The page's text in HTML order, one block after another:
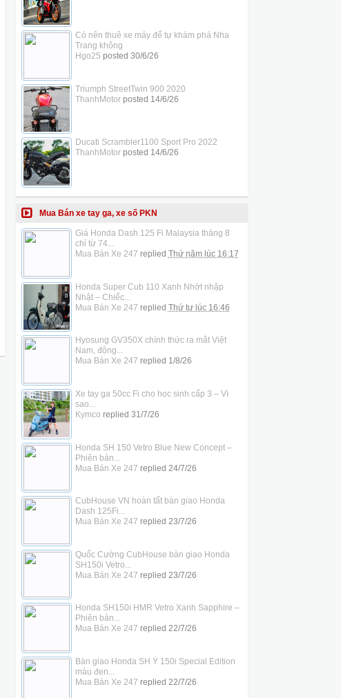
Có nên thuê xe máy để tự khám phá Nha
Trang không
Hgo25 posted 30/6/26
Triumph StreetTwin 900 2020
ThanhMotorposted 14/6/26
Ducati Scrambler1100 Sport Pro 2022
ThanhMotorposted 14/6/26
Mua Bán xe tay ga, xe số PKN
Giá Honda Dash 125 Fi Malaysia tháng 8
chỉ từ 74...
Mua Bán Xe 247 replied Thứ năm lúc 16:17
Honda Super Cub 110 Xanh Nhớt nhập
Nhật – Chiếc...
Mua Bán Xe 247 replied Thứ tư lúc 16:46
Hyosung GV350X chính thức ra mắt Việt
Nam, động...
Mua Bán Xe 247 replied 1/8/26
Xe tay ga 50cc Fi cho học sinh cấp 3 – Vì
sao...
Kymco replied 31/7/26
Honda SH 150 Vetro Blue New Concept –
Phiên bản...
Mua Bán Xe 247 replied 24/7/26
CubHouse VN hoàn tất bàn giao Honda
Dash 125Fi...
Mua Bán Xe 247 replied 23/7/26
Quốc Cường CubHouse bàn giao Honda
SH150i Vetro...
Mua Bán Xe 247 replied 23/7/26
Honda SH150i HMR Vetro Xanh Sapphire –
Phiên bản...
Mua Bán Xe 247 replied 22/7/26
Bàn giao Honda SH Ý 150i Special Edition
màu đen...
Mua Bán Xe 247 replied 22/7/26